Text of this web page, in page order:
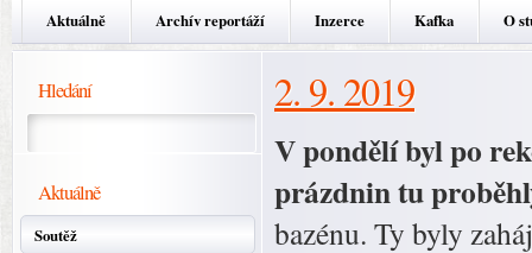
Aktuálně Archív reportáží Inzerce Kafka O
Hledání
Aktuálně
Soutěž
2. 9. 2019
V pondělí byl po
prázdnin tu
bazénu. Ty byly